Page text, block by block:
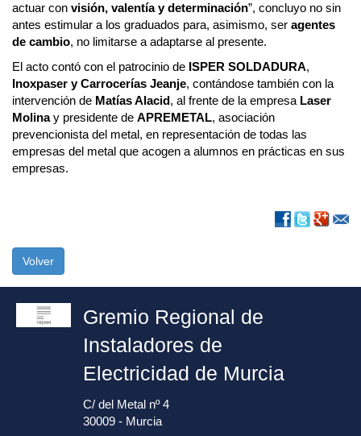
actuar con visión, valentía y determinación”, concluyo no sin
antes estimular a los graduados para, asimismo, ser agentes
de cambio, no limitarse a adaptarse al presente.
El acto contó con el patrocinio de ISPER SOLDADURA,
Inoxpaser y Carrocerías Jeanje, contándose también con la
intervención de Matías Alacid, al frente de la empresa Laser
Molinay presidente de APREMETAL, asociación
prevencionista del metal, en representación de todas las
empresas del metal que acogen a alumnos en prácticas en sus
empresas.
Volver
Gremio Regional de
Instaladores de
Electricidad de Murcia
C/ del Metal nº 4
30009 - Murcia